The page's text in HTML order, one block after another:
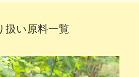
扱い原料一覧